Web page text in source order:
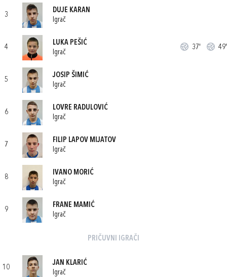
3
DUJE KARAN
Igrač
4
LUKA PEŠIĆ
Igrač
37' 49'
5
JOSIP ŠIMIĆ
Igrač
6
LOVRE RADULOVIĆ
Igrač
7
FILIP LAPOV MIJATOV
Igrač
8
IVANO MORIĆ
Igrač
9
FRANE MAMIĆ
Igrač
PRIČUVNI IGRAČI
10
JAN KLARIĆ
Igrač